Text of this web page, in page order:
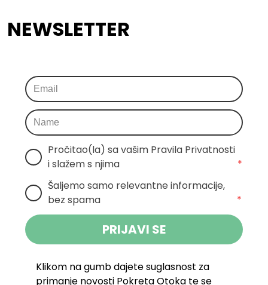
NEWSLETTER
Pročitao(la) sa vašim Pravila Privatnosti
i slažem s njima
*
Šaljemo samo relevantne informacije,
bez spama
*
PRIJAVI SE
Klikom na gumb dajete suglasnost za
primanje novosti Pokreta Otoka te se